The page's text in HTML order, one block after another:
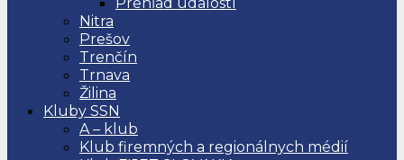
Nitra
Prešov
Trenčín
Trnava
Žilina
Kluby SSN
A – klub
Klub firemných a regionálnych médií